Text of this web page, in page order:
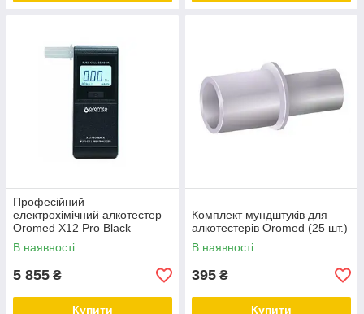
Професійний
електрохімічний алкотестер
Oromed X12 Pro Black
В наявності
5 855 ₴
Купити
Комплект мундштуків для
алкотестерів Oromed (25 шт.)
В наявності
395 ₴
Купити